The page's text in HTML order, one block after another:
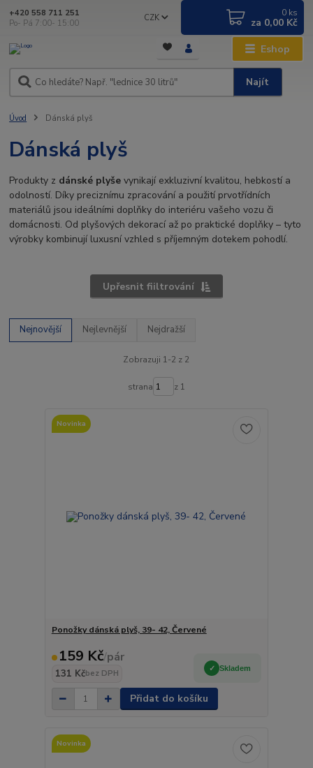
Eshop
CZK
Najít
+420 558 711 251
Po- Pá 7:00- 15:00
0 ks
za 0,00 Kč
Úvod Dánská plyš
Dánská plyš
Produkty z dánské plyše vynikají exkluzivní kvalitou, hebkostí a
odolností. Díky preciznímu zpracování a použití prvotřídních
materiálů jsou ideálními doplňky do interiéru vašeho vozu či
domácnosti. Od plyšových dekorací až po praktické doplňky – tyto
výrobky kombinují luxusní vzhled s příjemným dotekem pohodlí.
Upřesnit fiiltrování
Nejnovější Nejlevnější Nejdražší
Zobrazuji 1-2 z 2
strana z 1
Novinka
Ponožky dánská plyš, 39- 42, Červené
159 Kč/pár
131 Kčbez DPH
Skladem
Přidat do košíku
Novinka